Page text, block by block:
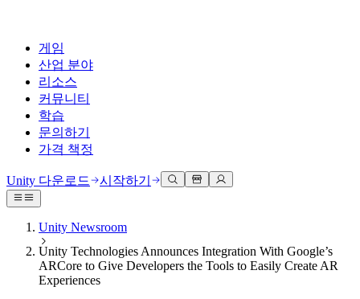
게임
산업 분야
리소스
커뮤니티
학습
문의하기
가격 책정
Unity 엔진
모든 플랫폼 위한 2D 및 3D 게임 제작
협업
팀과 함께 신속한 협업과 반복 작업을 수행하세요.
3D 협업
실시간 3D 프로젝트 빌드 및 검토
몰입형 교육
몰입도 높은 환경 제작
기술 자료
공식 유저. '광고 지면'의 타겟 고객 매뉴얼 및 API 레퍼런스
개발자 툴
릴리스 버전 및 이슈 트래커
토론
토론, 문제 해결, 소통
이벤트
글로벌 이벤트 및 현지 이벤트
Unity Learn
무료로 Unity 기술 마스터
전문 교육
Unity 강사와 함께 팀의 역량을 강화하세요
Unity 처음 사용하시나요
도움 받기
성공을 위한 Unity
Success 플랜
전문가 지원을 통해 더 빠르게 목표 도달률 달성
Unity 다운로드 시작하기
Unity Newsroom
Unity Technologies Announces Integration With Google’s
ARCore to Give Developers the Tools to Easily Create AR
Experiences